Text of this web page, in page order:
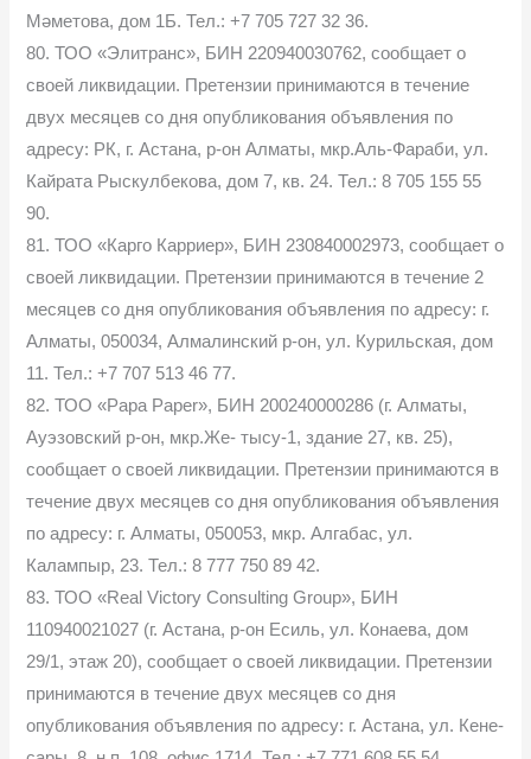
Мәметова, дом 1Б. Тел.: +7 705 727 32 36.
80. ТОО «Элитранс», БИН 220940030762, сообщает о
своей ликвидации. Претензии принимаются в течение
двух месяцев со дня опубликования объявления по
адресу: РК, г. Астана, р-он Алматы, мкр.Аль-Фараби, ул.
Кайрата Рыскулбекова, дом 7, кв. 24. Тел.: 8 705 155 55
90.
81. ТОО «Карго Карриер», БИН 230840002973, сообщает о
своей ликвидации. Претензии принимаются в течение 2
месяцев со дня опубликования объявления по адресу: г.
Алматы, 050034, Алмалинский р-он, ул. Курильская, дом
11. Тел.: +7 707 513 46 77.
82. ТОО «Papa Paper», БИН 200240000286 (г. Алматы,
Ауэзовский р-он, мкр.Же- тысу-1, здание 27, кв. 25),
сообщает о своей ликвидации. Претензии принимаются в
течение двух месяцев со дня опубликования объявления
по адресу: г. Алматы, 050053, мкр. Алгабас, ул.
Калампыр, 23. Тел.: 8 777 750 89 42.
83. ТОО «Real Victory Consulting Group», БИН
110940021027 (г. Астана, р-он Есиль, ул. Конаева, дом
29/1, этаж 20), сообщает о своей ликвидации. Претензии
принимаются в течение двух месяцев со дня
опубликования объявления по адресу: г. Астана, ул. Кене-